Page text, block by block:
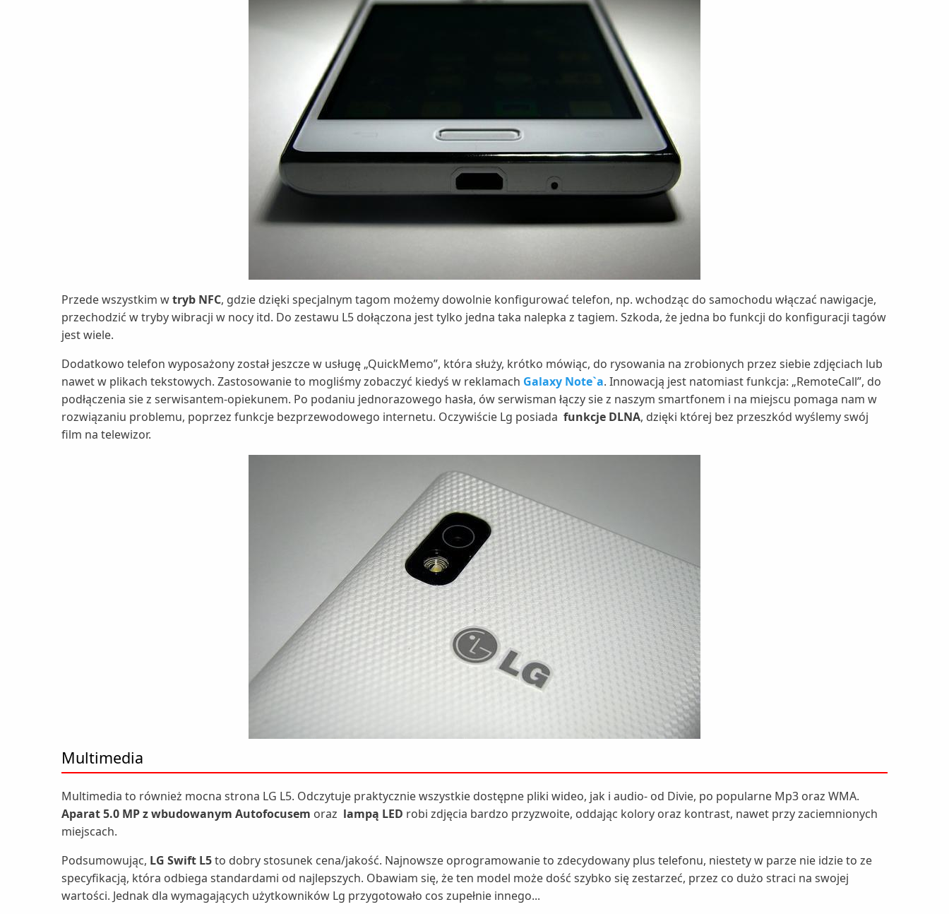
Przede wszystkim wtryb NFC, gdzie dzięki specjalnym tagom możemy dowolnie konfigurować telefon, np. wchodząc do samochodu włączać nawigacje,
przechodzić w tryby wibracji w nocy itd. Do zestawu L5 dołączona jest tylko jedna taka nalepka z tagiem. Szkoda, że jedna bo funkcji do konfiguracji tagów
jest wiele.
Dodatkowo telefon wyposażony został jeszcze w usługę „QuickMemo”, która służy, krótko mówiąc, do rysowania na zrobionych przez siebie zdjęciach lub
nawet w plikach tekstowych. Zastosowanie to mogliśmy zobaczyć kiedyś w reklamach Galaxy Note`a. Innowacją jest natomiast funkcja: „RemoteCall”, do
podłączenia sie z serwisantem-opiekunem. Po podaniu jednorazowego hasła, ów serwisman łączy sie z naszym smartfonem i na miejscu pomaga nam w
rozwiązaniu problemu, poprzez funkcje bezprzewodowego internetu. Oczywiście Lg posiada funkcje DLNA, dzięki której bez przeszkód wyślemy swój
film na telewizor.
Multimedia
Multimedia to również mocna strona LG L5. Odczytuje praktycznie wszystkie dostępne pliki wideo, jak i audio- od Divie, po popularne Mp3 oraz WMA.
Aparat 5.0 MP z wbudowanym Autofocusem oraz lampą LED robi zdjęcia bardzo przyzwoite, oddając kolory oraz kontrast, nawet przy zaciemnionych
miejscach.
Podsumowując, LG Swift L5to dobry stosunek cena/jakość. Najnowsze oprogramowanie to zdecydowany plus telefonu, niestety w parze nie idzie to ze
specyfikacją, która odbiega standardami od najlepszych. Obawiam się, że ten model może dość szybko się zestarzeć, przez co dużo straci na swojej
wartości. Jednak dla wymagających użytkowników Lg przygotowało cos zupełnie innego...